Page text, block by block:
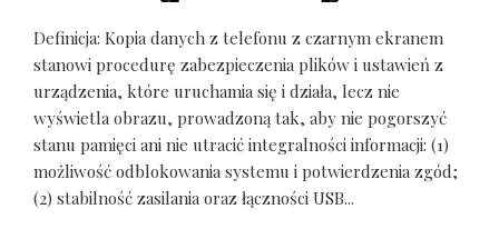
Definicja: Kopia danych z telefonu z czarnym ekranem
stanowi procedurę zabezpieczenia plików i ustawień z
urządzenia, które uruchamia się i działa, lecz nie
wyświetla obrazu, prowadzoną tak, aby nie pogorszyć
stanu pamięci ani nie utracić integralności informacji: (1)
możliwość odblokowania systemu i potwierdzenia zgód;
(2) stabilność zasilania oraz łączności USB...